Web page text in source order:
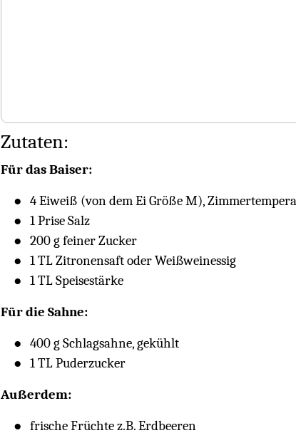
Zutaten:
Für das Baiser:
4 Eiweiß (von dem Ei Größe M),
1 Prise Salz
200 g feiner Zucker
1 TL Zitronensaft oder Weißweinessig
1 TL Speisestärke
Für die Sahne:
400 g Schlagsahne, gekühlt
1 TL Puderzucker
Außerdem:
frische Früchte z.B. Erdbeeren